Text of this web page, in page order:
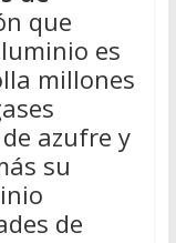
que
es
millones
azufre y
su
de